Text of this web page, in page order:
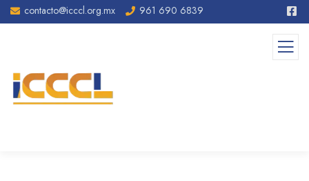
contacto@icccl.org.mx 961 690 6839